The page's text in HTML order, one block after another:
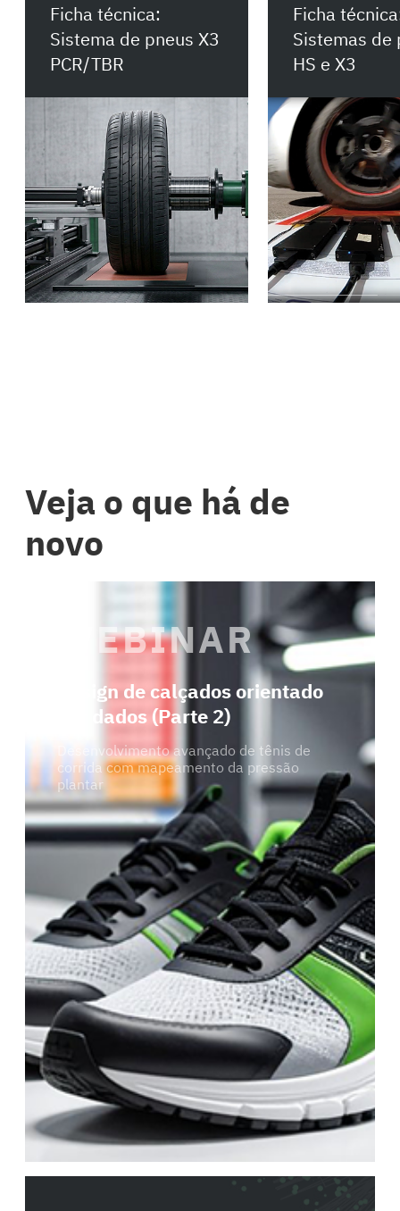
Ficha técnica:
Sistema de pneus X3
PCR/TBR
Ficha
Sistemas de
HS e X3
Baixar
Veja o que há de
novo
WEBINAR
Design de calçados orientado
por dados (Parte 2)
Desenvolvimento avançado de tênis de
corrida com mapeamento da pressão
plantar